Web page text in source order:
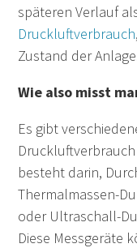
späteren Verlauf
Druckluftverbrauch
Zustand der
Wie also misst
Es gibt
besteht darin,
Thermalmassen-
oder Ultraschall-
Diese Messgeräte